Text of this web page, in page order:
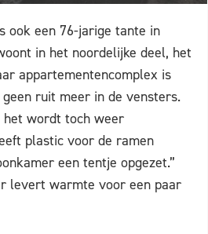
ook een 76-jarige tante in
in het noordelijke deel, het
appartementencomplex is
ruit meer in de vensters.
wordt toch weer
plastic voor de ramen
een tentje opgezet.”
levert warmte voor een paar